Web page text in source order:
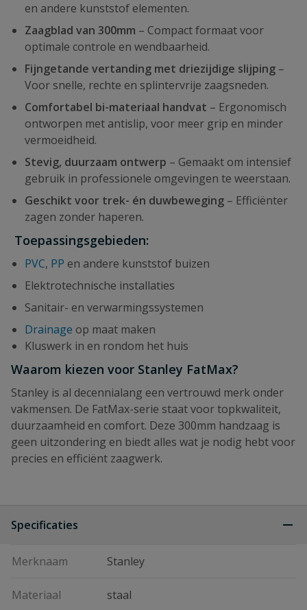
en andere kunststof elementen.
Zaagblad van 300mm – Compact formaat voor
optimale controle en wendbaarheid.
Fijngetande vertanding met driezijdige slijping –
Voor snelle, rechte en splintervrije zaagsneden.
Comfortabel bi-materiaal handvat – Ergonomisch
ontworpen met antislip, voor meer grip en minder
vermoeidheid.
Stevig, duurzaam ontwerp – Gemaakt om intensief
gebruik in professionele omgevingen te weerstaan.
Geschikt voor trek- én duwbeweging – Efficiënter
zagen zonder haperen.
Toepassingsgebieden:
PVC, PP en andere kunststof buizen
Elektrotechnische installaties
Sanitair- en verwarmingssystemen
Drainage op maat maken
Kluswerk in en rondom het huis
Waarom kiezen voor Stanley FatMax?
Stanley is al decennialang een vertrouwd merk onder
vakmensen. De FatMax-serie staat voor topkwaliteit,
duurzaamheid en comfort. Deze 300mm handzaag is
geen uitzondering en biedt alles wat je nodig hebt voor
precies en efficiënt zaagwerk.
Specificaties
Merknaam Stanley
Materiaal staal